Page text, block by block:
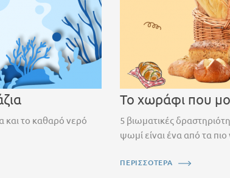
και το καθαρό νερό
Το χωράφι που
5 βιωματικές
ψωμί είναι ένα από τα
ΠΕΡΙΣΣΟΤΕΡΑ